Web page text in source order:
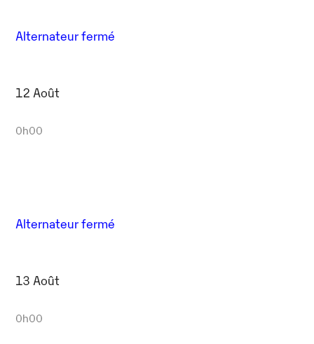
Alternateur fermé
12 Août
0h00
Alternateur fermé
13 Août
0h00